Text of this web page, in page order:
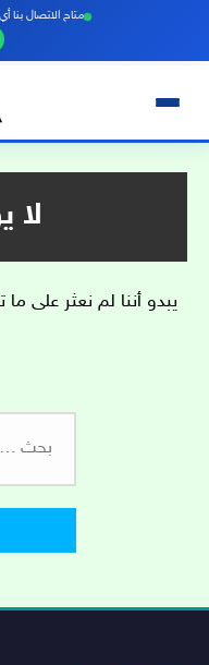
متاح الاتصال بنا
لا
يبدو أننا لم نعثر على